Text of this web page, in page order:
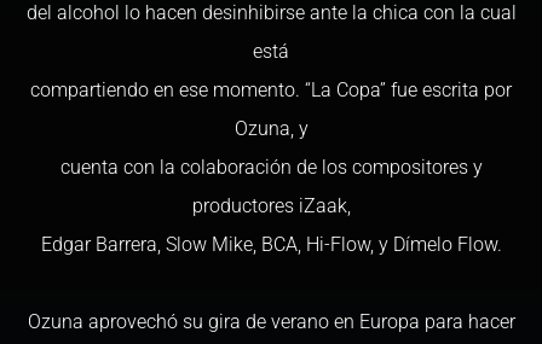
del alcohol lo hacen desinhibirse ante la chica con la cual
está
compartiendo en ese momento. “La Copa” fue escrita por
Ozuna, y
cuenta con la colaboración de los compositores y
productores iZaak,
Edgar Barrera, Slow Mike, BCA, Hi-Flow, y Dímelo Flow.
Ozuna aprovechó su gira de verano en Europa para hacer